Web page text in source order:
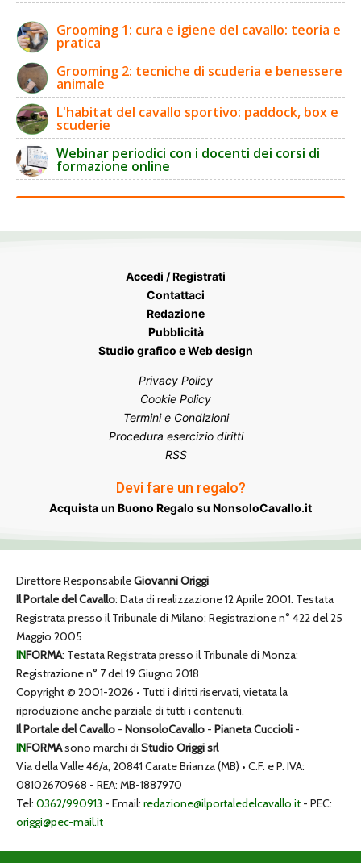
Grooming 1: cura e igiene del cavallo: teoria e
pratica
Grooming 2: tecniche di scuderia e benessere
animale
L'habitat del cavallo sportivo: paddock, box e
scuderie
Webinar periodici con i docenti dei corsi di
formazione online
Accedi / Registrati
Contattaci
Redazione
Pubblicità
Studio grafico e Web design
Privacy Policy
Cookie Policy
Termini e Condizioni
Procedura esercizio diritti
RSS
Devi fare un regalo?
Acquista un Buono Regalo su NonsoloCavallo.it
Direttore ResponsabileGiovanni Origgi
Il Portale del Cavallo: Data di realizzazione 12 Aprile 2001. Testata
Registrata presso il Tribunale di Milano: Registrazione n° 422 del 25
Maggio 2005
INFORMA: Testata Registrata presso il Tribunale di Monza:
Registrazione n° 7 del 19 Giugno 2018
Copyright © 2001-2026 • Tutti i diritti riservati, vietata la
riproduzione anche parziale di tutti i contenuti.
Il Portale del Cavallo - NonsoloCavallo - Pianeta Cuccioli -
INFORMAsono marchi di Studio Origgi srl
Via della Valle 46/a, 20841 Carate Brianza (MB) • C.F. e P. IVA:
08102670968 - REA: MB-1887970
Tel: 0362/990913 - Email: redazione@ilportaledelcavallo.it - PEC:
origgi@pec-mail.it